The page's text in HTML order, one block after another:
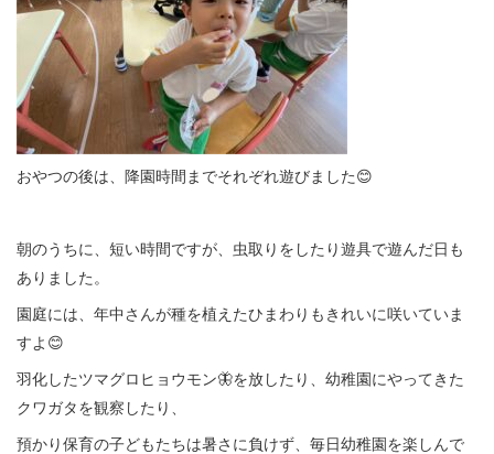
おやつの後は、降園時間までそれぞれ遊びました😊
朝のうちに、短い時間ですが、虫取りをしたり遊具で遊んだ日も
ありました。
園庭には、年中さんが種を植えたひまわりもきれいに咲いていま
すよ😊
羽化したツマグロヒョウモン🦋を放したり、幼稚園にやってきた
クワガタを観察したり、
預かり保育の子どもたちは暑さに負けず、毎日幼稚園を楽しんで